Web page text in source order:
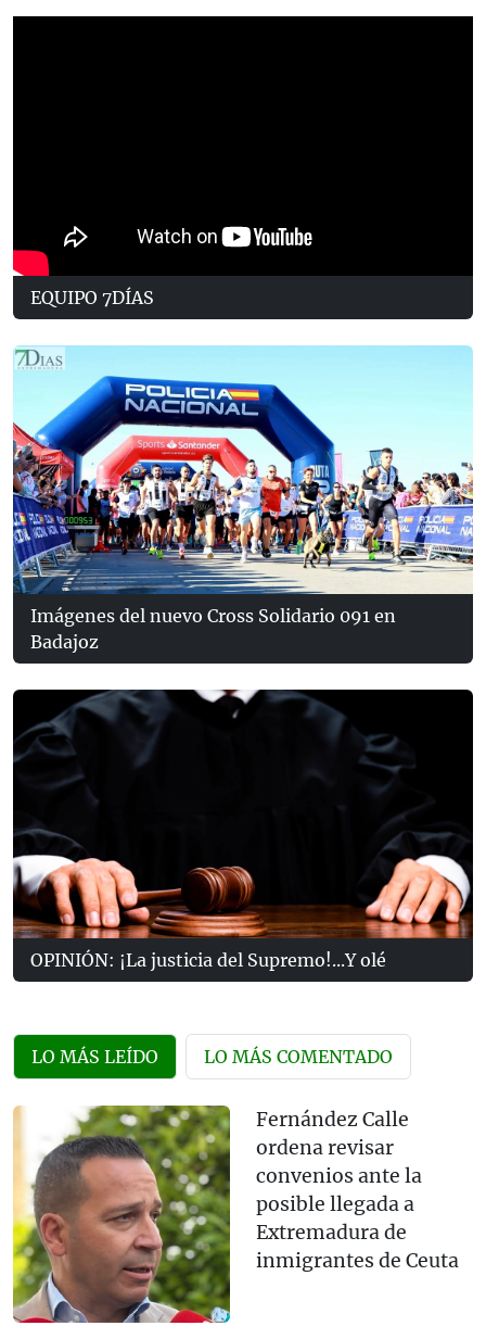
EQUIPO 7DÍAS
Imágenes del nuevo Cross Solidario 091 en
Badajoz
OPINIÓN: ¡La justicia del Supremo!...Y olé
LO MÁS LEÍDO LO MÁS COMENTADO
Fernández Calle
ordena revisar
convenios ante la
posible llegada a
Extremadura de
inmigrantes de Ceuta